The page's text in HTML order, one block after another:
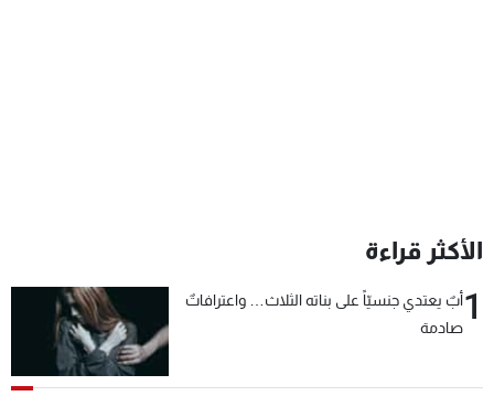
الأكثر قراءة
1أبٌ يعتدي جنسيّاً على بناته الثلاث… واعترافاتٌ
صادمة
البرامج
شاهد البرامج
الترددات